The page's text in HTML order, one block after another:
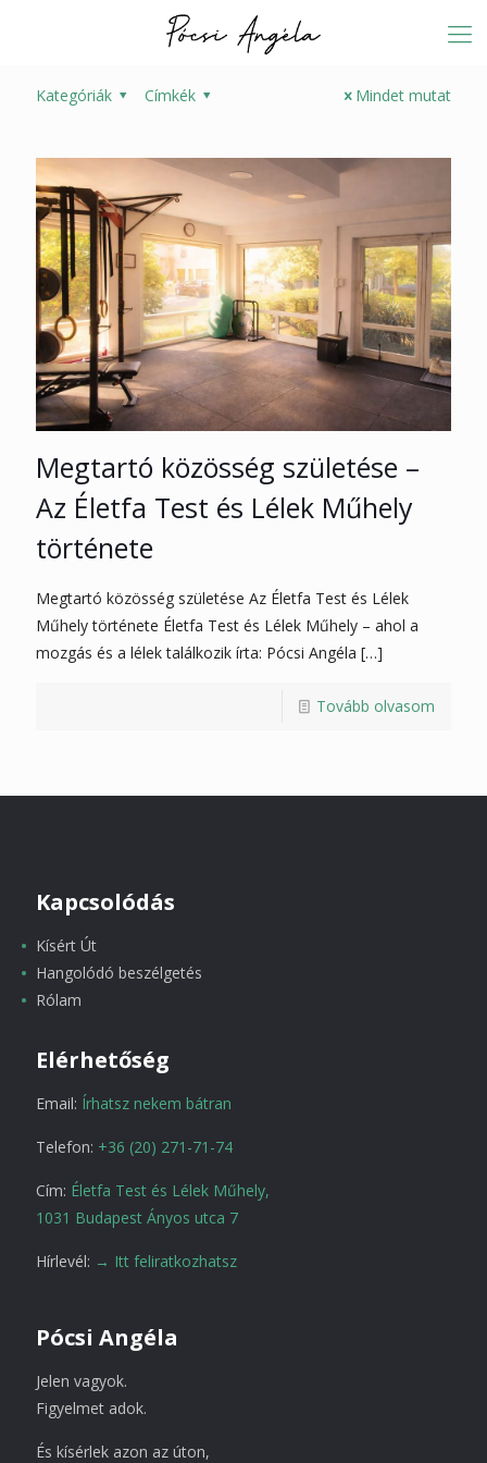
Kategóriák Címkék Mindet mutat
Megtartó közösség születése –
Az Életfa Test és Lélek Műhely
története
Megtartó közösség születése Az Életfa Test és Lélek
Műhely története Életfa Test és Lélek Műhely – ahol a
mozgás és a lélek találkozik írta: Pócsi Angéla […]
Tovább olvasom
Kapcsolódás
Kísért Út
Hangolódó beszélgetés
Rólam
Elérhetőség
Email: Írhatsz nekem bátran
Telefon: +36 (20) 271-71-74
Cím: Életfa Test és Lélek Műhely,
1031 Budapest Ányos utca 7
Hírlevél: → Itt feliratkozhatsz
Pócsi Angéla
Jelen vagyok.
Figyelmet adok.
És kísérlek azon az úton,